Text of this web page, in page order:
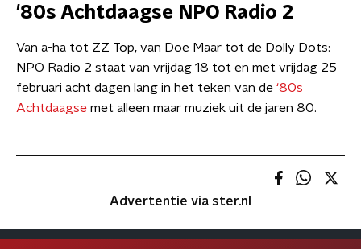
'80s Achtdaagse NPO Radio 2
Van a-ha tot ZZ Top, van Doe Maar tot de Dolly Dots:
NPO Radio 2 staat van vrijdag 18 tot en met vrijdag 25
februari acht dagen lang in het teken van de ‘80s
Achtdaagse met alleen maar muziek uit de jaren 80.
Advertentie via ster.nl